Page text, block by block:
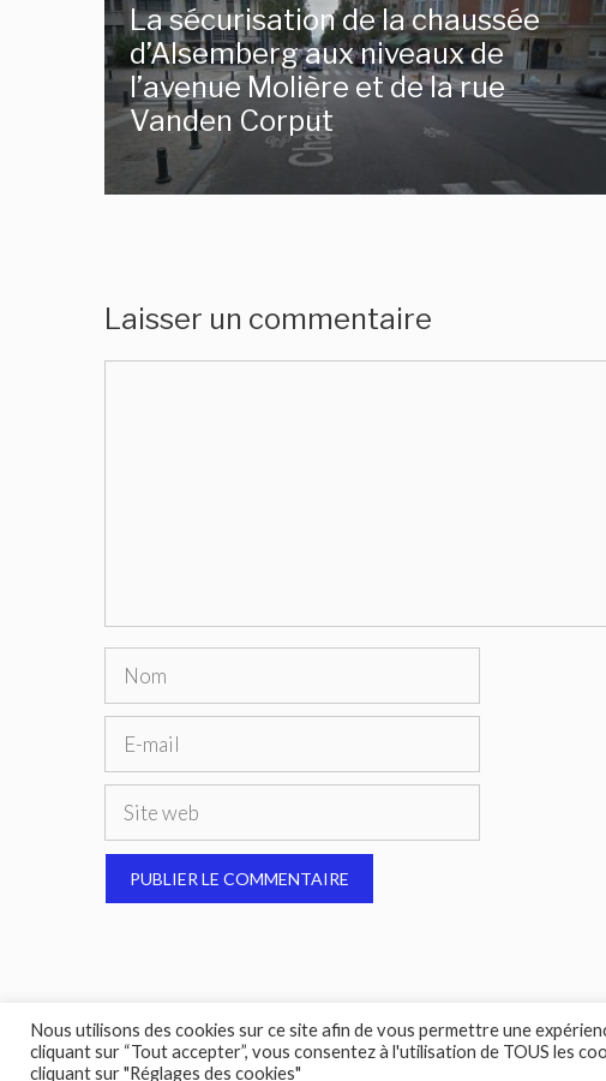
La sécurisation de la chaussée
d’Alsemberg aux niveaux de
l’avenue Molière et de la rue
Vanden Corput
Laisser un commentaire
Nom
Site
Nous utilisons des cookies sur ce site afin de vous permettre une
cliquant sur “Tout accepter”, vous consentez à l'utilisation de TOUS les
cliquant sur "Réglages des cookies"